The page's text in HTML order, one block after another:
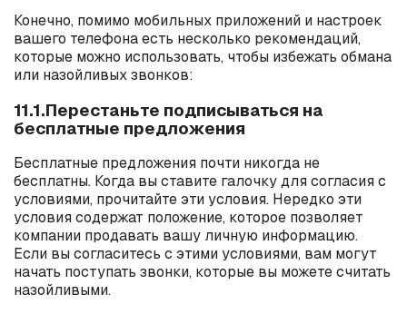
Конечно, помимо мобильных приложений и настроек
вашего телефона есть несколько рекомендаций,
которые можно использовать, чтобы избежать обмана
или назойливых звонков:
11.1.Перестаньте подписываться на
бесплатные предложения
Бесплатные предложения почти никогда не
бесплатны. Когда вы ставите галочку для согласия с
условиями, прочитайте эти условия. Нередко эти
условия содержат положение, которое позволяет
компании продавать вашу личную информацию.
Если вы согласитесь с этими условиями, вам могут
начать поступать звонки, которые вы можете считать
назойливыми.